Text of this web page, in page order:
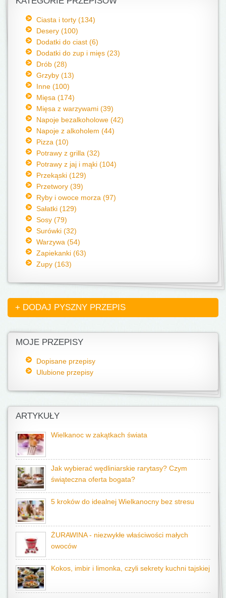
Ciasta i torty (134)
Desery (100)
Dodatki do ciast (6)
Dodatki do zup i mięs (23)
Drób (28)
Grzyby (13)
Inne (100)
Mięsa (174)
Mięsa z warzywami (39)
Napoje bezalkoholowe (42)
Napoje z alkoholem (44)
Pizza (10)
Potrawy z grilla (32)
Potrawy z jaj i mąki (104)
Przekąski (129)
Przetwory (39)
Ryby i owoce morza (97)
Sałatki (129)
Sosy (79)
Surówki (32)
Warzywa (54)
Zapiekanki (63)
Zupy (163)
+ DODAJ PYSZNY PRZEPIS
MOJE PRZEPISY
Dopisane przepisy
Ulubione przepisy
ARTYKUŁY
Wielkanoc w zakątkach świata
Jak wybierać wędliniarskie rarytasy? Czym
świąteczna oferta bogata?
5 kroków do idealnej Wielkanocny bez stresu
ŻURAWINA - niezwykłe właściwości małych
owoców
Kokos, imbir i limonka, czyli sekrety kuchni tajskiej